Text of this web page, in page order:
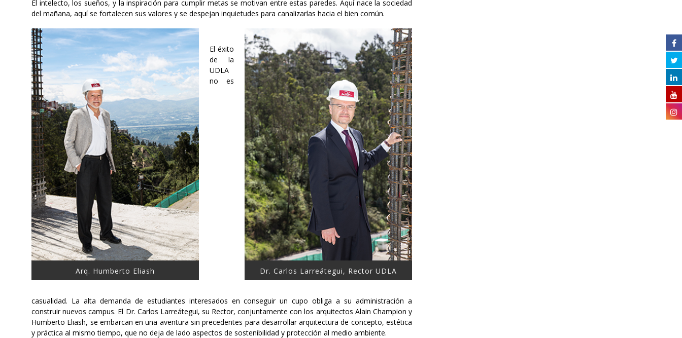
El intelecto, los sueños, y la inspiración para cumplir metas se motivan entre estas paredes. Aquí nace la sociedad
del mañana, aquí se fortalecen sus valores y se despejan inquietudes para canalizarlas hacia el bien común.
Arq. Humberto Eliash Dr. Carlos Larreátegui, Rector UDLA
El éxito
de la
UDLA
no es
casualidad. La alta demanda de estudiantes interesados en conseguir un cupo obliga a su administración a
construir nuevos campus. El Dr. Carlos Larreátegui, su Rector, conjuntamente con los arquitectos Alain Champion y
Humberto Eliash, se embarcan en una aventura sin precedentes para desarrollar arquitectura de concepto, estética
y práctica al mismo tiempo, que no deja de lado aspectos de sostenibilidad y protección al medio ambiente.